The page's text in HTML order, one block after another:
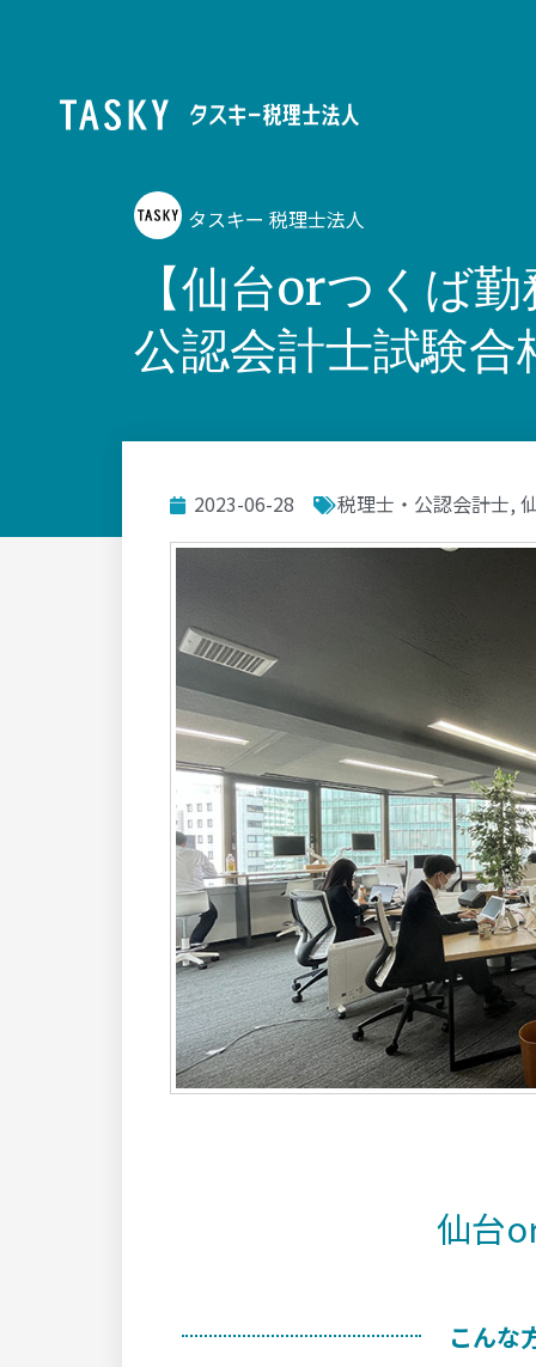
タスキー 税理士法人
【仙台orつくば
公認会計士試験合
2023-06-28 税理士・公認会計士,
仙台
こんな